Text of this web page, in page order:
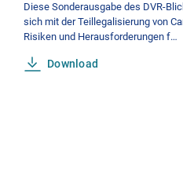
Diese Sonderausgabe des DVR-
sich mit der Teillegalisierung von
Risiken und Herausforderungen f…
Download